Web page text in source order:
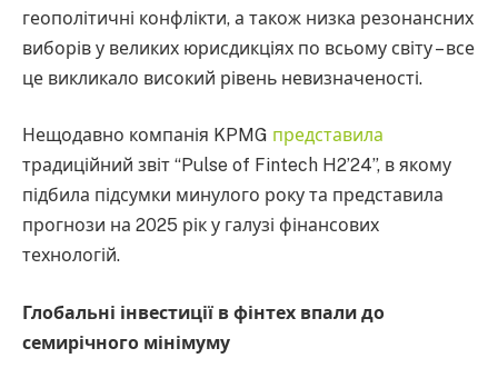
геополітичні конфлікти, а також низка резонансних
виборів у великих юрисдикціях по всьому світу – все
це викликало високий рівень невизначеності.
Нещодавно компанія KPMG представила
традиційний звіт “Pulse of Fintech H2’24”, в якому
підбила підсумки минулого року та представила
прогнози на 2025 рік у галузі фінансових
технологій.
Глобальні інвестиції в фінтех впали до
семирічного мінімуму